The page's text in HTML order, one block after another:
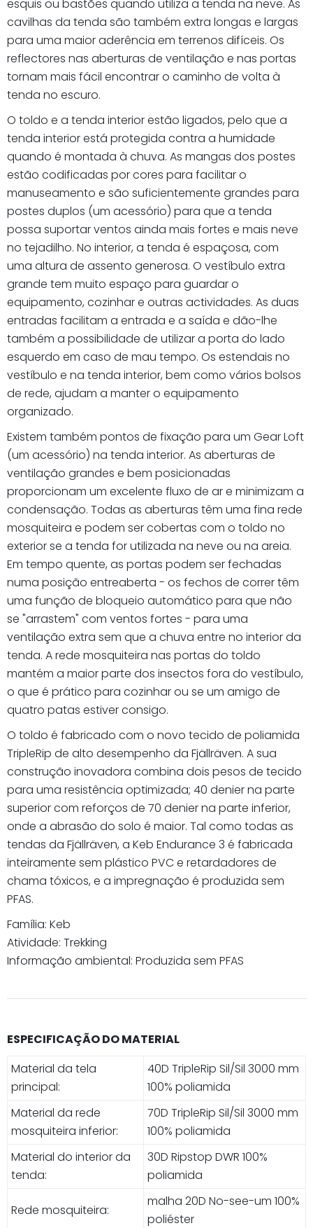
esquis ou bastões quando utiliza a tenda na neve. As
cavilhas da tenda são também extra longas e largas
para uma maior aderência em terrenos difíceis. Os
reflectores nas aberturas de ventilação e nas portas
tornam mais fácil encontrar o caminho de volta à
tenda no escuro.
O toldo e a tenda interior estão ligados, pelo que a
tenda interior está protegida contra a humidade
quando é montada à chuva. As mangas dos postes
estão codificadas por cores para facilitar o
manuseamento e são suficientemente grandes para
postes duplos (um acessório) para que a tenda
possa suportar ventos ainda mais fortes e mais neve
no tejadilho. No interior, a tenda é espaçosa, com
uma altura de assento generosa. O vestíbulo extra
grande tem muito espaço para guardar o
equipamento, cozinhar e outras actividades. As duas
entradas facilitam a entrada e a saída e dão-lhe
também a possibilidade de utilizar a porta do lado
esquerdo em caso de mau tempo. Os estendais no
vestíbulo e na tenda interior, bem como vários bolsos
de rede, ajudam a manter o equipamento
organizado.
Existem também pontos de fixação para um Gear Loft
(um acessório) na tenda interior. As aberturas de
ventilação grandes e bem posicionadas
proporcionam um excelente fluxo de ar e minimizam a
condensação. Todas as aberturas têm uma fina rede
mosquiteira e podem ser cobertas com o toldo no
exterior se a tenda for utilizada na neve ou na areia.
Em tempo quente, as portas podem ser fechadas
numa posição entreaberta - os fechos de correr têm
uma função de bloqueio automático para que não
se "arrastem" com ventos fortes - para uma
ventilação extra sem que a chuva entre no interior da
tenda. A rede mosquiteira nas portas do toldo
mantém a maior parte dos insectos fora do vestíbulo,
o que é prático para cozinhar ou se um amigo de
quatro patas estiver consigo.
O toldo é fabricado com o novo tecido de poliamida
TripleRip de alto desempenho da Fjällräven. A sua
construção inovadora combina dois pesos de tecido
para uma resistência optimizada; 40 denier na parte
superior com reforços de 70 denier na parte inferior,
onde a abrasão do solo é maior. Tal como todas as
tendas da Fjällräven, a Keb Endurance 3 é fabricada
inteiramente sem plástico PVC e retardadores de
chama tóxicos, e a impregnação é produzida sem
PFAS.
Família: Keb
Atividade: Trekking
Informação ambiental: Produzida sem PFAS
ESPECIFICAÇÃO DO MATERIAL
Material da tela
principal:
40D TripleRip Sil/Sil 3000 mm
100% poliamida
Material da rede
mosquiteira inferior:
70D TripleRip Sil/Sil 3000 mm
100% poliamida
Material do interior da
tenda:
30D Ripstop DWR 100%
poliamida
Rede mosquiteira:
malha 20D No-see-um 100%
poliéster